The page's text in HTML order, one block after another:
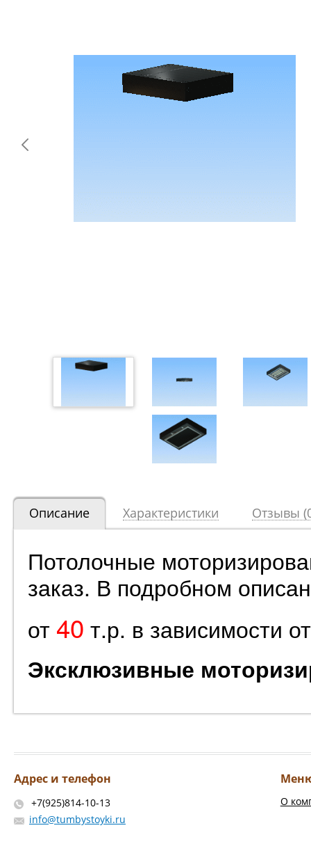
Описание Характеристики Отзывы
Потолочные
заказ. В подробном
от 40 т.р. в зависимости
Эксклюзивные
Адрес и телефон
+7(925)814-10-13
info@tumbystoyki.ru
О